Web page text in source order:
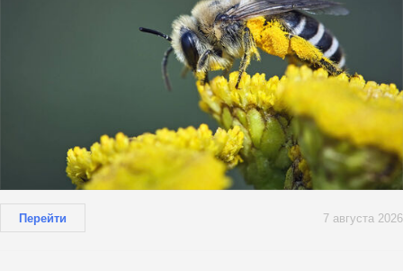
Перейти 7 августа 2026